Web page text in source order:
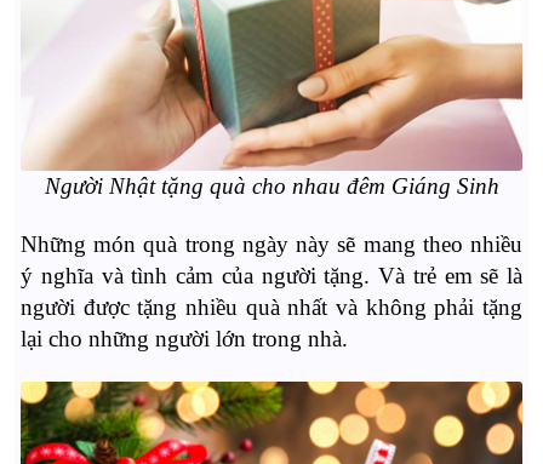
Người Nhật tặng quà cho nhau đêm Giáng Sinh
Những món quà trong ngày này sẽ mang theo nhiều
ý nghĩa và tình cảm của người tặng. Và trẻ em sẽ là
người được tặng nhiều quà nhất và không phải tặng
lại cho những người lớn trong nhà.